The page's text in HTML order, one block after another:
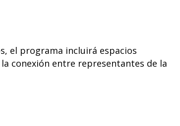
el programa incluirá espacios
conexión entre representantes de la